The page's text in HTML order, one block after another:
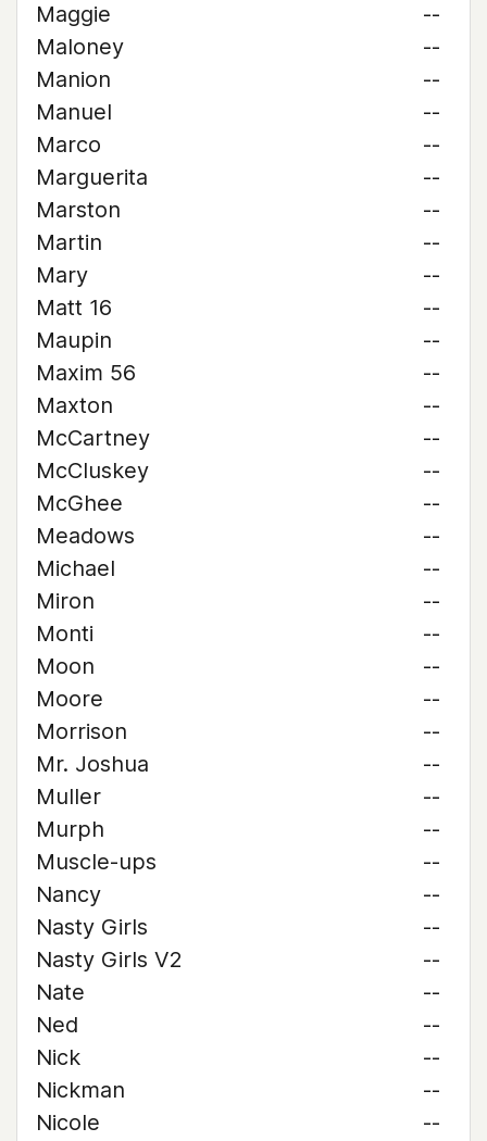
Maggie
--
Maloney
--
Manion
--
Manuel
--
Marco
--
Marguerita
--
Marston
--
Martin
--
Mary
--
Matt 16
--
Maupin
--
Maxim 56
--
Maxton
--
McCartney
--
McCluskey
--
McGhee
--
Meadows
--
Michael
--
Miron
--
Monti
--
Moon
--
Moore
--
Morrison
--
Mr. Joshua
--
Muller
--
Murph
--
Muscle-ups
--
Nancy
--
Nasty Girls
--
Nasty Girls V2
--
Nate
--
Ned
--
Nick
--
Nickman
--
Nicole
--